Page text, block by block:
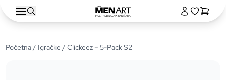
Početna/ Igračke / Clickeez – 5-Pack S2